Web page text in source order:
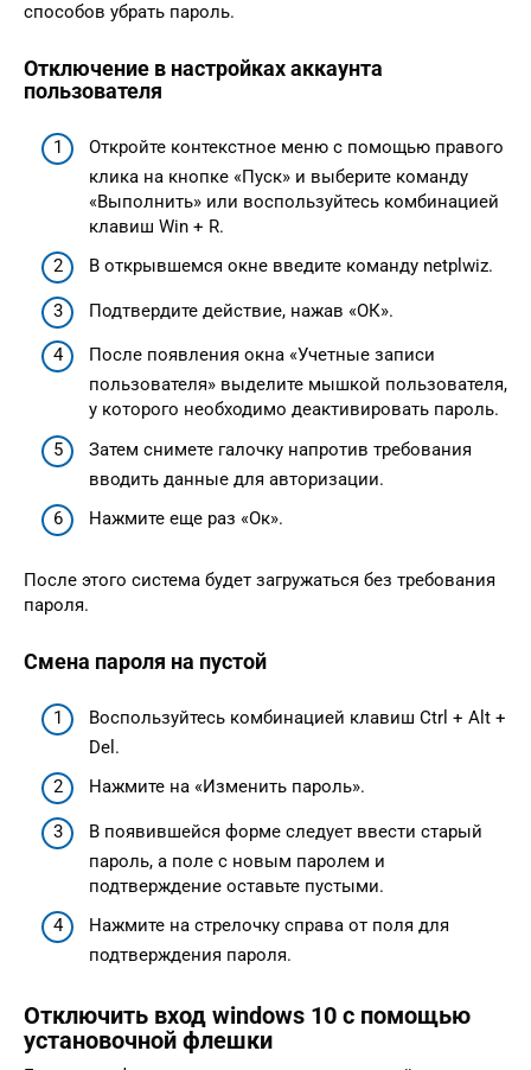
способов убрать пароль.
Отключение в настройках аккаунта
пользователя
Откройте контекстное меню с помощью правого
клика на кнопке «Пуск» и выберите команду
«Выполнить» или воспользуйтесь комбинацией
клавиш Win + R.
В открывшемся окне введите команду netplwiz.
Подтвердите действие, нажав «ОК».
После появления окна «Учетные записи
пользователя» выделите мышкой пользователя,
у которого необходимо деактивировать пароль.
Затем снимете галочку напротив требования
вводить данные для авторизации.
Нажмите еще раз «Ок».
После этого система будет загружаться без требования
пароля.
Смена пароля на пустой
Воспользуйтесь комбинацией клавиш Ctrl + Alt +
Del.
Нажмите на «Изменить пароль».
В появившейся форме следует ввести старый
пароль, а поле с новым паролем и
подтверждение оставьте пустыми.
Нажмите на стрелочку справа от поля для
подтверждения пароля.
Отключить вход windows 10 с помощью
установочной флешки